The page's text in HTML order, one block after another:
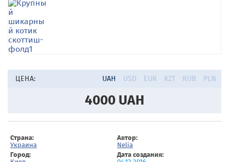
ЦЕНА: UAH USD EUR KZT RUB PLN
4000 UAH
Страна:
Украина
Автор:
Nelia
Город:
Дата создания: